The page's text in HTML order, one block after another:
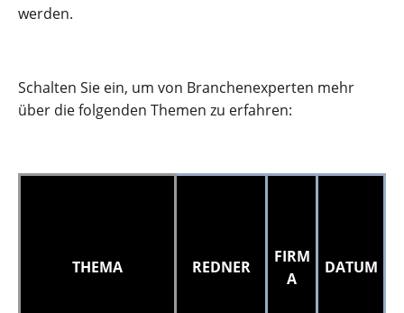
werden.
Schalten Sie ein, um von Branchenexperten mehr
über die folgenden Themen zu erfahren:
THEMA REDNER
FIRM
A
DATUM